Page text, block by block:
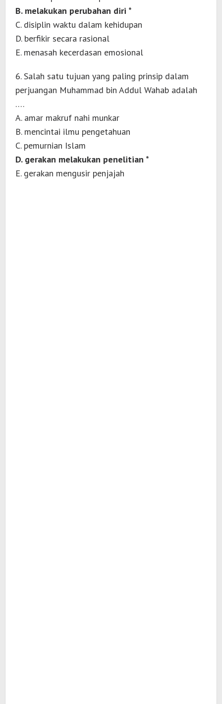
B. melakukan perubahan diri *
C. disiplin waktu dalam kehidupan
D. berfikir secara rasional
E. menasah kecerdasan emosional
6. Salah satu tujuan yang paling prinsip dalam
perjuangan Muhammad bin Addul Wahab adalah
….
A. amar makruf nahi munkar
B. mencintai ilmu pengetahuan
C. pemurnian Islam
D. gerakan melakukan penelitian *
E. gerakan mengusir penjajah